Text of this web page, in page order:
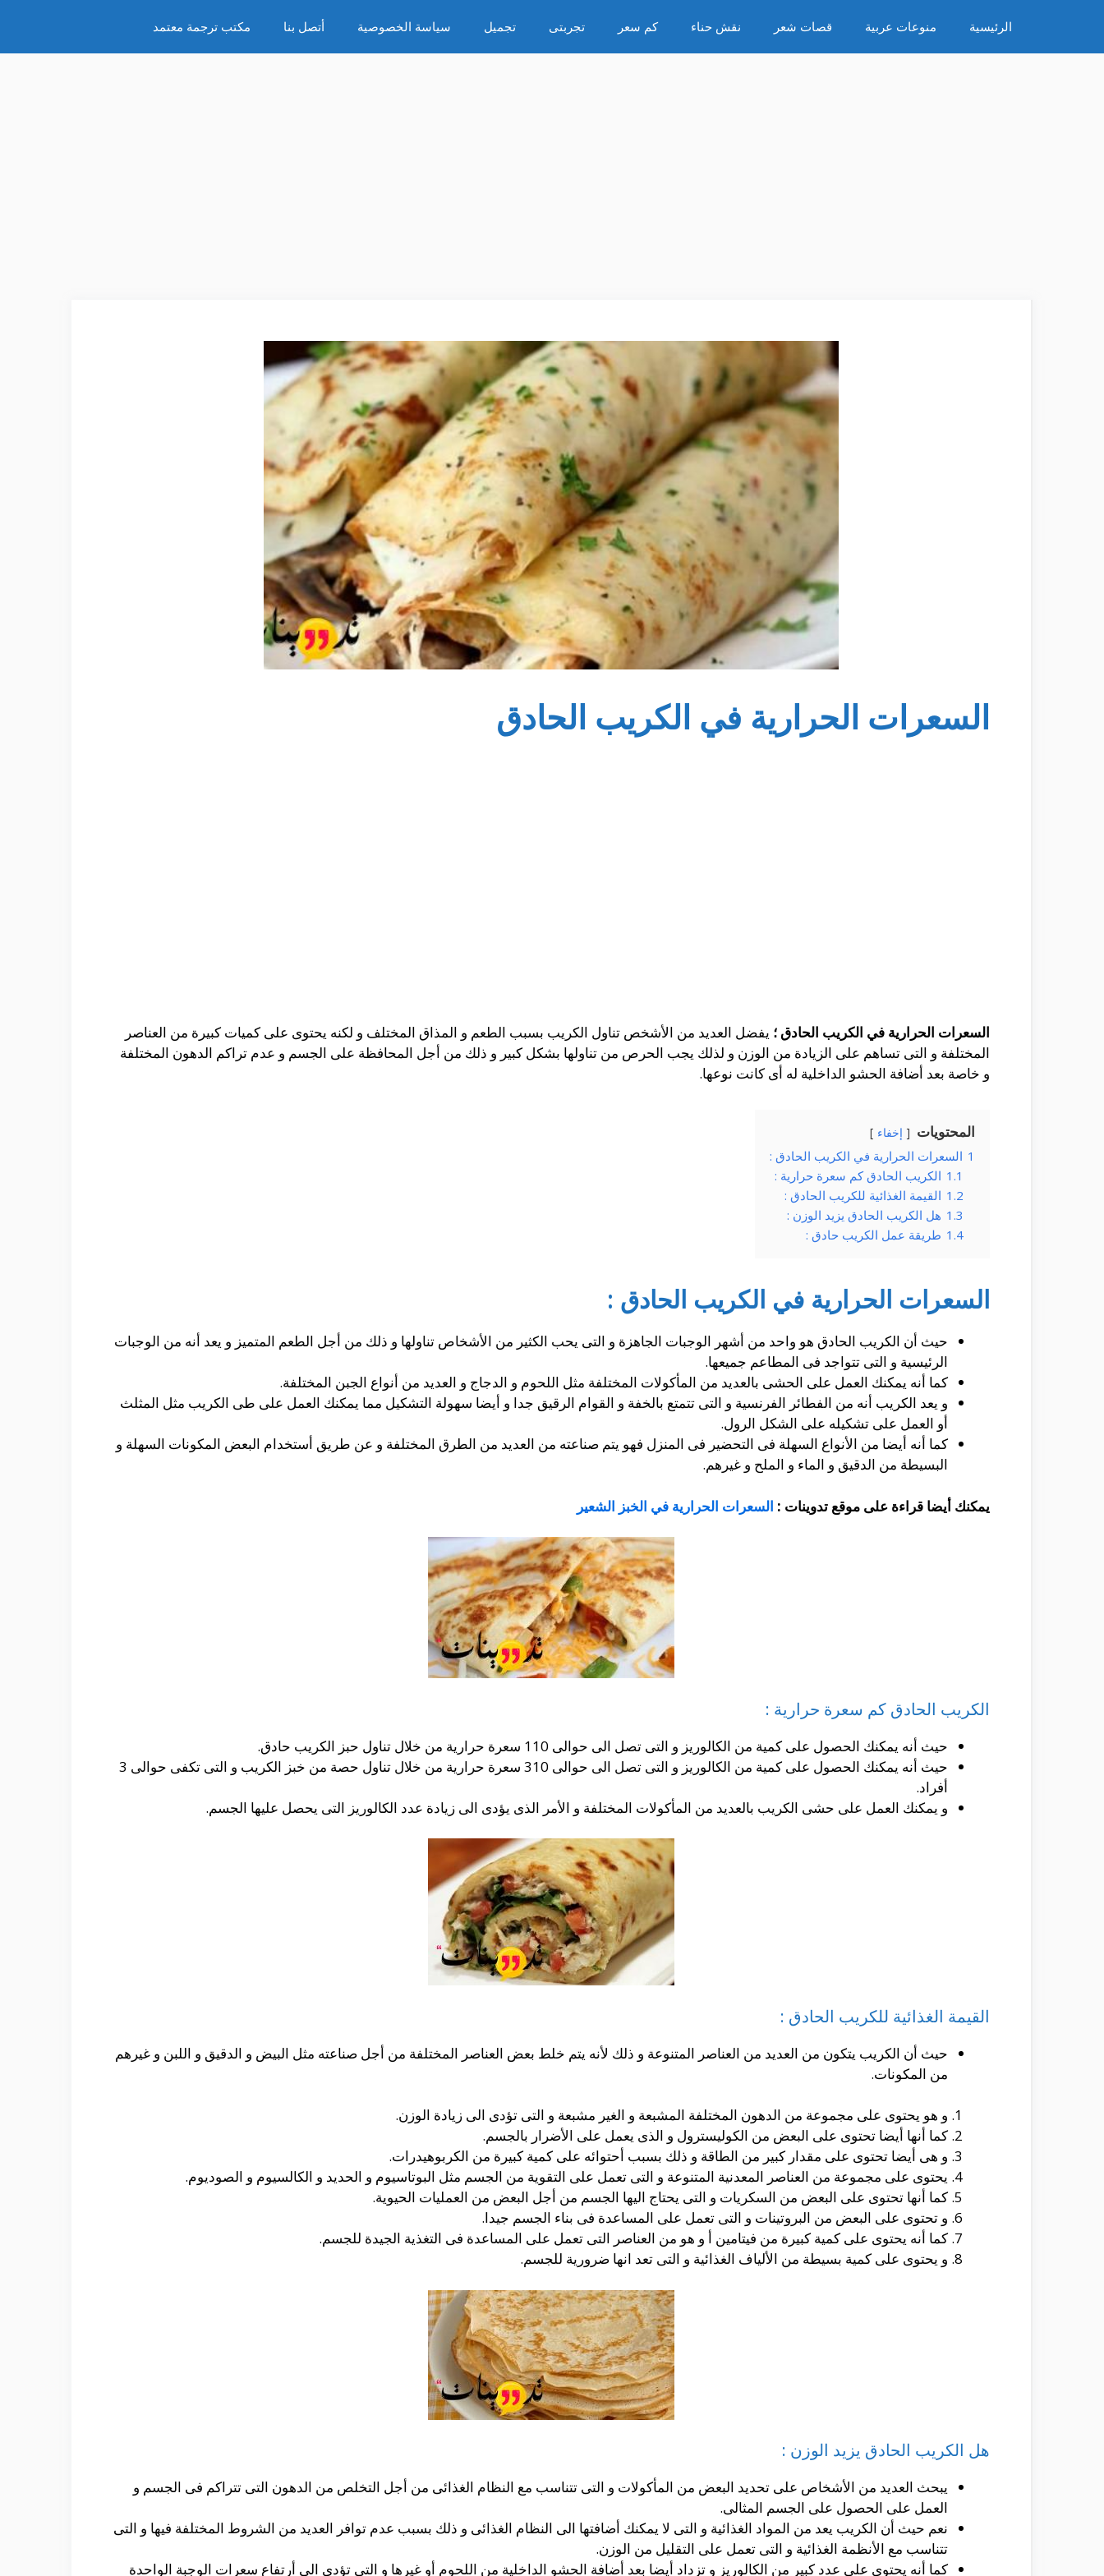
المحتوى
الرئيسية منوعات عربية قصات شعر نقش حناء كم سعر تجربتى تجميل سياسة الخصوصية أتصل بنا مكتب ترجمة معتمد
السعرات الحرارية في الكريب الحادق
السعرات الحرارية في الكريب الحادق ؛ يفضل العديد من الأشخص تناول الكريب بسبب الطعم و المذاق المختلف و لكنه يحتوى على كميات كبيرة من العناصر
المختلفة و التى تساهم على الزيادة من الوزن و لذلك يجب الحرص من تناولها بشكل كبير و ذلك من أجل المحافظة على الجسم و عدم تراكم الدهون المختلفة
و خاصة بعد أضافة الحشو الداخلية له أى كانت نوعها.
المحتويات إخفاء
1 السعرات الحرارية في الكريب الحادق :
1.1 الكريب الحادق كم سعرة حرارية :
1.2 القيمة الغذائية للكريب الحادق :
1.3 هل الكريب الحادق يزيد الوزن :
1.4 طريقة عمل الكريب حادق :
السعرات الحرارية في الكريب الحادق :
حيث أن الكريب الحادق هو واحد من أشهر الوجبات الجاهزة و التى يحب الكثير من الأشخاص تناولها و ذلك من أجل الطعم المتميز و يعد أنه من الوجبات
الرئيسية و التى تتواجد فى المطاعم جميعها.
كما أنه يمكنك العمل على الحشى بالعديد من المأكولات المختلفة مثل اللحوم و الدجاج و العديد من أنواع الجبن المختلفة.
و يعد الكريب أنه من الفطائر الفرنسية و التى تتمتع بالخفة و القوام الرقيق جدا و أيضا سهولة التشكيل مما يمكنك العمل على طى الكريب مثل المثلث
أو العمل على تشكيله على الشكل الرول.
كما أنه أيضا من الأنواع السهلة فى التحضير فى المنزل فهو يتم صناعته من العديد من الطرق المختلفة و عن طريق أستخدام البعض المكونات السهلة و
البسيطة من الدقيق و الماء و الملح و غيرهم.
يمكنك أيضا قراءة على موقع تدوينات : السعرات الحرارية في الخبز الشعير
الكريب الحادق كم سعرة حرارية :
حيث أنه يمكنك الحصول على كمية من الكالوريز و التى تصل الى حوالى 110 سعرة حرارية من خلال تناول حبز الكريب حادق.
حيث أنه يمكنك الحصول على كمية من الكالوريز و التى تصل الى حوالى 310 سعرة حرارية من خلال تناول حصة من خبز الكريب و التى تكفى حوالى 3
أفراد.
و يمكنك العمل على حشى الكريب بالعديد من المأكولات المختلفة و الأمر الذى يؤدى الى زيادة عدد الكالوريز التى يحصل عليها الجسم.
القيمة الغذائية للكريب الحادق :
حيث أن الكريب يتكون من العديد من العناصر المتنوعة و ذلك لأنه يتم خلط بعض العناصر المختلفة من أجل صناعته مثل البيض و الدقيق و اللبن و غيرهم
من المكونات.
و هو يحتوى على مجموعة من الدهون المختلفة المشبعة و الغير مشبعة و التى تؤدى الى زيادة الوزن.
كما أنها أيضا تحتوى على البعض من الكوليسترول و الذى يعمل على الأضرار بالجسم.
و هى أيضا تحتوى على مقدار كبير من الطاقة و ذلك بسبب أحتوائه على كمية كبيرة من الكربوهيدرات.
يحتوى على مجموعة من العناصر المعدنية المتنوعة و التى تعمل على التقوية من الجسم مثل البوتاسيوم و الحديد و الكالسيوم و الصوديوم.
كما أنها تحتوى على البعض من السكريات و التى يحتاج اليها الجسم من أجل البعض من العمليات الحيوية.
و تحتوى على البعض من البروتينات و التى تعمل على المساعدة فى بناء الجسم جيدا.
كما أنه يحتوى على كمية كبيرة من فيتامين أ و هو من العناصر التى تعمل على المساعدة فى التغذية الجيدة للجسم.
و يحتوى على كمية بسيطة من الألياف الغذائية و التى تعد انها ضرورية للجسم.
هل الكريب الحادق يزيد الوزن :
يبحث العديد من الأشخاص على تحديد البعض من المأكولات و التى تتناسب مع النظام الغذائى من أجل التخلص من الدهون التى تتراكم فى الجسم و
العمل على الحصول على الجسم المثالى.
نعم حيث أن الكريب يعد من المواد الغذائية و التى لا يمكنك أضافتها الى النظام الغذائى و ذلك بسبب عدم توافر العديد من الشروط المختلفة فيها و التى
تتناسب مع الأنظمة الغذائية و التى تعمل على التقليل من الوزن.
كما أنه يحتوى على عدد كبير من الكالوريز و تزداد أيضا بعد أضافة الحشو الداخلية من اللحوم أو غيرها و التى تؤدى الى أرتفاع سعرات الوجبة الواحدة